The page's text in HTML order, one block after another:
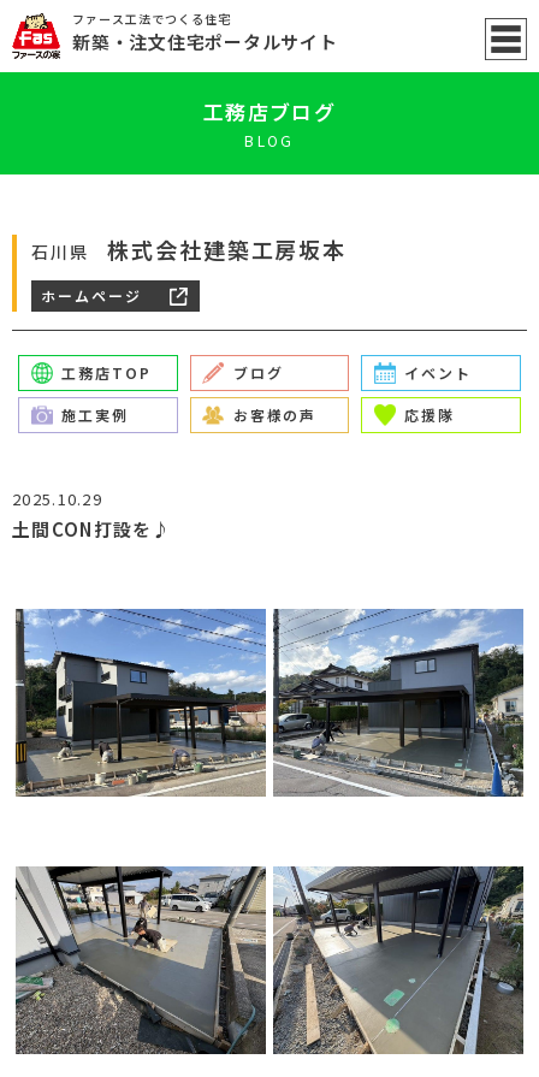
ファース工法でつくる住宅
新築 ・注文住宅ポータルサイト
工務店ブログ
BLOG
石川県 株式会社建築工房坂本
ホームページ
工務店TOP ブログ イベント
施工実例 お客様の声 応援隊
2025.10.29
土間CON打設を♪